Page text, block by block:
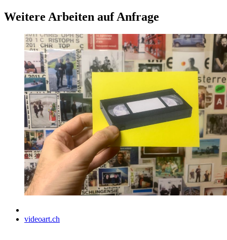
Weitere Arbeiten auf Anfrage
videoart.ch